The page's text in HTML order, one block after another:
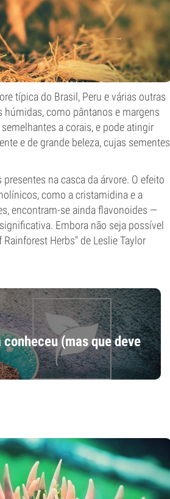
típica do Brasil, Peru e várias outras
húmidas, como pântanos e margens
a corais, e pode atingir
e de grande beleza, cujas sementes
na casca da árvore. O efeito
como a cristamidina e a
encontram-se ainda flavonoides —
Embora não seja possível
Herbs" de Leslie Taylor
(mas que deve